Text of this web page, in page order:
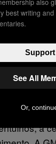
uma
ninguém
em cima
essa
do
a
best writing
Support
See All
Or,